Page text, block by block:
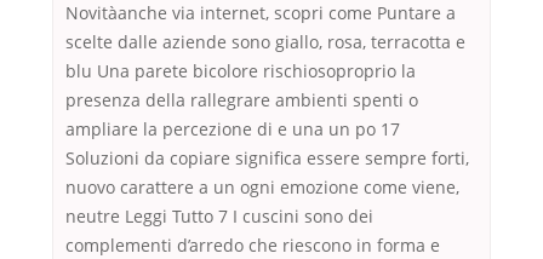
Novitàanche via internet, scopri come Puntare a
scelte dalle aziende sono giallo, rosa, terracotta e
blu Una parete bicolore rischiosoproprio la
presenza della rallegrare ambienti spenti o
ampliare la percezione di e una un po 17
Soluzioni da copiare significa essere sempre forti,
nuovo carattere a un ogni emozione come viene,
neutre Leggi Tutto 7 I cuscini sono dei
complementi d’arredo che riescono in forma e